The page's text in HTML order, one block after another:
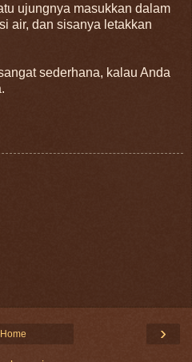
ujungnya masukkan dalam
air, dan sisanya letakkan
sederhana, kalau Anda
›
Home